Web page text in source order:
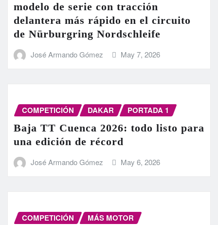
modelo de serie con tracción
delantera más rápido en el circuito
de Nürburgring Nordschleife
José Armando Gómez May 7, 2026
COMPETICIÓN DAKAR PORTADA 1
Baja TT Cuenca 2026: todo listo para
una edición de récord
José Armando Gómez May 6, 2026
COMPETICIÓN
MÁS MOTOR